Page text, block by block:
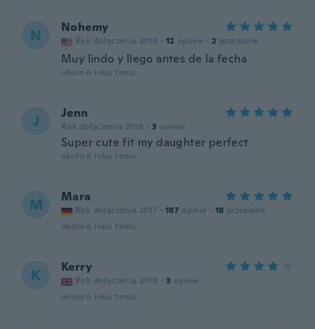
N Nohemy
Rok dołączenia 2019 · 12 opinie · 2 przesłane
Muy lindo y llego antes de la fecha
około 6 roku temu
J Jenn
Rok dołączenia 2018 · 3 opinie
Super cute fit my daughter perfect
około 6 roku temu
M Mara
Rok dołączenia 2017 · 187 opinie · 18 przesłane
około 6 roku temu
K Kerry
Rok dołączenia 2019 · 3 opinie
około 6 roku temu